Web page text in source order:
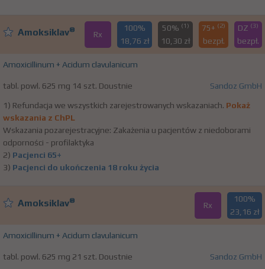
Amoksiklav® Rx
100%
18,76 zł
50% (1)
10,30 zł
75+ (2)
bezpł.
DZ (3)
bezpł.
Amoxicillinum + Acidum clavulanicum
tabl. powl. 625 mg 14 szt. Doustnie Sandoz GmbH
1) Refundacja we wszystkich zarejestrowanych wskazaniach. Pokaż
wskazania z ChPL
Wskazania pozarejestracyjne: Zakażenia u pacjentów z niedoborami
odporności - profilaktyka
2) Pacjenci 65+
3) Pacjenci do ukończenia 18 roku życia
Amoksiklav® Rx
100%
23,16 zł
Amoxicillinum + Acidum clavulanicum
tabl. powl. 625 mg 21 szt. Doustnie Sandoz GmbH